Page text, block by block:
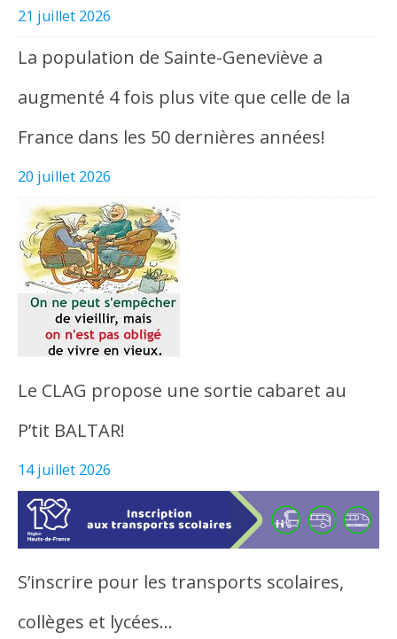
21 juillet 2026
La population de Sainte-Geneviève a
augmenté 4 fois plus vite que celle de la
France dans les 50 dernières années!
20 juillet 2026
Le CLAG propose une sortie cabaret au
P’tit BALTAR!
14 juillet 2026
S’inscrire pour les transports scolaires,
collèges et lycées…